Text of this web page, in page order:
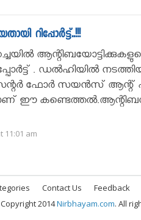
റിപ്പോർട്ട്..!!!
. ഡല്‍ഹിയില്‍
ഫോര്‍ സയന്‍സ്
ഈ
11:01 am
Contact Us Feedback
2014Nirbhayam.com. All